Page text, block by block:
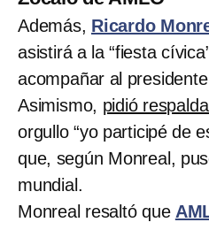
Además, Ricardo
asistirá a la “fiesta
acompañar al
Asimismo, pidió
orgullo “yo participé de
que, según Monreal,
mundial.
Monreal resaltó que